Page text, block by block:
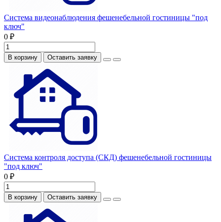
Система видеонаблюдения фешенебельной гостиницы "под
ключ"
0 ₽
В корзину Оставить заявку
Система контроля доступа (СКД) фешенебельной гостиницы
"под ключ"
0 ₽
В корзину Оставить заявку